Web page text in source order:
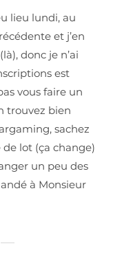
lieu lundi, au
et j’en
donc je n’ai
est
vous faire un
trouvez bien
sachez
de lot (ça change)
un peu des
à Monsieur